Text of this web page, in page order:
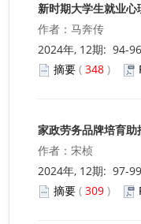
新时期大学生就业心
作者：马奔传
2024年, 12期: 94-
摘要 ( 348 )
家政劳务品牌培育
作者：宋桢
2024年, 12期: 97-
摘要 ( 309 )